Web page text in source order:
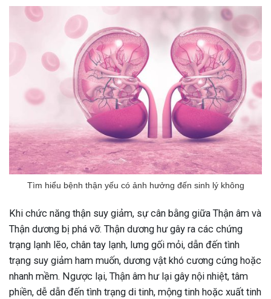
Sau Sinh Có Tự Khỏi
Thông Tin Cần Biết
sau sinh là tình trạng viêm da
phổ biến, khiến đôi bàn tay,
của chị em trở nên khô...
Tìm hiểu bệnh thận yếu có ảnh hưởng đến sinh lý không
Khi chức năng thận suy giảm, sự cân bằng giữa Thận âm và
Thận dương bị phá vỡ. Thận dương hư gây ra các chứng
trạng lạnh lẽo, chân tay lạnh, lưng gối mỏi, dẫn đến tình
trạng suy giảm ham muốn, dương vật khó cương cứng hoặc
nhanh mềm. Ngược lại, Thận âm hư lại gây nội nhiệt, tâm
phiền, dễ dẫn đến tình trạng di tinh, mộng tinh hoặc xuất tinh